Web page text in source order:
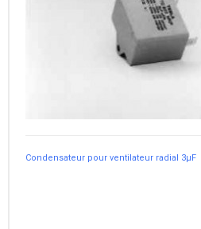
Condensateur pour ventilateur radial 3µF